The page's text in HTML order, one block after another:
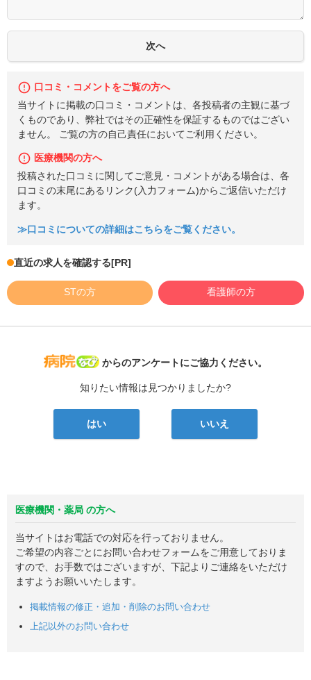
口コミ・コメントをご覧の方へ
当サイトに掲載の口コミ・コメントは、各投稿者の主観に基づ
くものであり、弊社ではその正確性を保証するものではござい
ません。 ご覧の方の自己責任においてご利用ください。
医療機関の方へ
投稿された口コミに関してご意見・コメントがある場合は、各
口コミの末尾にあるリンク(入力フォーム)からご返信いただけ
ます。
≫口コミについての詳細はこちらをご覧ください。
直近の求人を確認する[PR]
STの方 看護師の方
病院なび
からのアンケートにご協力ください。
知りたい情報は見つかりましたか?
はい いいえ
医療機関・薬局 の方へ
当サイトはお電話での対応を行っておりません。
ご希望の内容ごとにお問い合わせフォームをご用意しておりま
すので、お手数ではございますが、下記よりご連絡をいただけ
ますようお願いいたします。
掲載情報の修正・追加・削除のお問い合わせ
上記以外のお問い合わせ